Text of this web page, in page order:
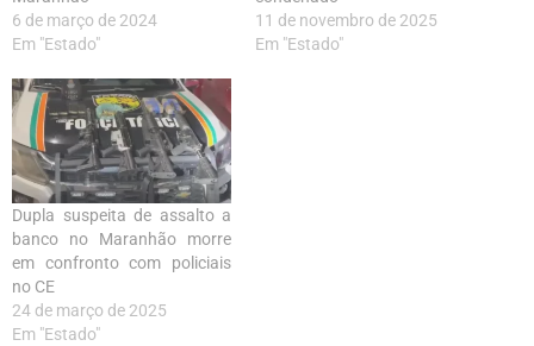
6 de março de 2024
Em "Estado"
11 de novembro de 2025
Em "Estado"
Dupla suspeita de assalto a
banco no Maranhão morre
em confronto com policiais
no CE
24 de março de 2025
Em "Estado"